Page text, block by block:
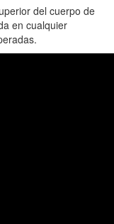
del cuerpo de
en cualquier